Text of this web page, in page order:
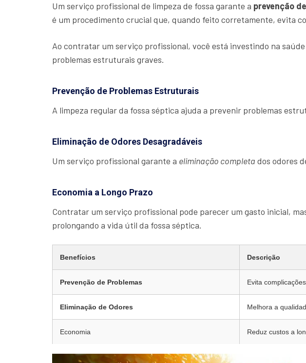
Um serviço profissional de limpeza de fossa garante a prevenção
é um procedimento crucial que, quando feito corretamente, evita
Ao contratar um serviço profissional, você está investindo na
problemas estruturais graves.
Prevenção de Problemas Estruturais
A limpeza regular da fossa séptica ajuda a prevenir problemas
Eliminação de Odores Desagradáveis
Um serviço profissional garante a eliminação completa dos odores
Economia a Longo Prazo
Contratar um serviço profissional pode parecer um gasto inicial,
prolongando a vida útil da fossa séptica.
Benefícios Descrição
Prevenção de Problemas Evita
Eliminação de Odores Melhora a
Economia Reduz custos a